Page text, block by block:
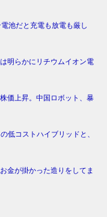
池だと充電も放電も厳し
明らかにリチウムイオン電
価上昇。中国ロボット、暴
低コストハイブリッドと、
金が掛かった造りをしてま